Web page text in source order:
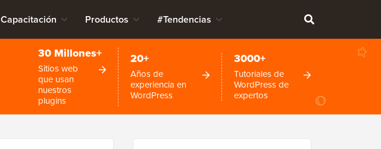
Capacitación Productos #Tendencias
30 Millones+
Sitios web
que usan
nuestros
plugins
20+
Años de
experiencia en
WordPress
3000+
Tutoriales de
WordPress de
expertos